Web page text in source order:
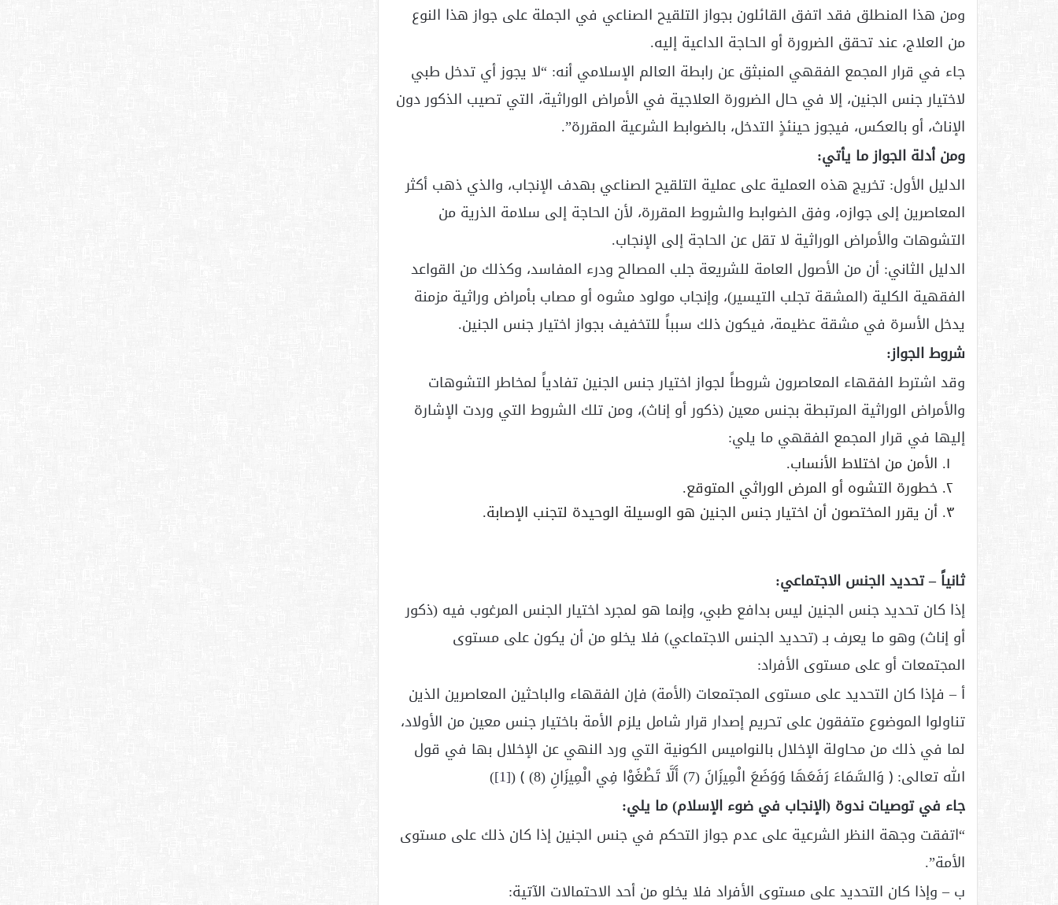
ومن هذا المنطلق فقد اتفق القائلون بجواز التلقيح الصناعي في الجملة على جواز هذا النوع
من العلاج، عند تحقق الضرورة أو الحاجة الداعية إليه.
جاء في قرار المجمع الفقهي المنبثق عن رابطة العالم الإسلامي أنه: “لا يجوز أي تدخل طبي
لاختيار جنس الجنين، إلا في حال الضرورة العلاجية في الأمراض الوراثية، التي تصيب الذكور دون
الإناث، أو بالعكس، فيجوز حينئذٍ التدخل، بالضوابط الشرعية المقررة”.
ومن أدلة الجواز ما يأتي:
الدليل الأول: تخريج هذه العملية على عملية التلقيح الصناعي بهدف الإنجاب، والذي ذهب أكثر
المعاصرين إلى جوازه، وفق الضوابط والشروط المقررة، لأن الحاجة إلى سلامة الذرية من
التشوهات والأمراض الوراثية لا تقل عن الحاجة إلى الإنجاب.
الدليل الثاني: أن من الأصول العامة للشريعة جلب المصالح ودرء المفاسد، وكذلك من القواعد
الفقهية الكلية (المشقة تجلب التيسير)، وإنجاب مولود مشوه أو مصاب بأمراض وراثية مزمنة
يدخل الأسرة في مشقة عظيمة، فيكون ذلك سبباً للتخفيف بجواز اختيار جنس الجنين.
شروط الجواز:
وقد اشترط الفقهاء المعاصرون شروطاً لجواز اختيار جنس الجنين تفادياً لمخاطر التشوهات
والأمراض الوراثية المرتبطة بجنس معين (ذكور أو إناث)، ومن تلك الشروط التي وردت الإشارة
إليها في قرار المجمع الفقهي ما يلي:
الأمن من اختلاط الأنساب.
خطورة التشوه أو المرض الوراثي المتوقع.
أن يقرر المختصون أن اختيار جنس الجنين هو الوسيلة الوحيدة لتجنب الإصابة.
ثانياً – تحديد الجنس الاجتماعي:
إذا كان تحديد جنس الجنين ليس بدافع طبي، وإنما هو لمجرد اختيار الجنس المرغوب فيه (ذكور
أو إناث) وهو ما يعرف بـ (تحديد الجنس الاجتماعي) فلا يخلو من أن يكون على مستوى
المجتمعات أو على مستوى الأفراد:
أ – فإذا كان التحديد على مستوى المجتمعات (الأمة) فإن الفقهاء والباحثين المعاصرين الذين
تناولوا الموضوع متفقون على تحريم إصدار قرار شامل يلزم الأمة باختيار جنس معين من الأولاد،
لما في ذلك من محاولة الإخلال بالنواميس الكونية التي ورد النهي عن الإخلال بها في قول
الله تعالى: ﴿ وَالسَّمَاءَ رَفَعَهَا وَوَضَعَ الْمِيزَانَ (7) أَلَّا تَطْغَوْا فِي الْمِيزَانِ (8) ﴾ (
[1]
)
جاء في توصيات ندوة (الإنجاب في ضوء الإسلام) ما يلي:
“اتفقت وجهة النظر الشرعية على عدم جواز التحكم في جنس الجنين إذا كان ذلك على مستوى
الأمة”.
ب – وإذا كان التحديد على مستوى الأفراد فلا يخلو من أحد الاحتمالات الآتية: